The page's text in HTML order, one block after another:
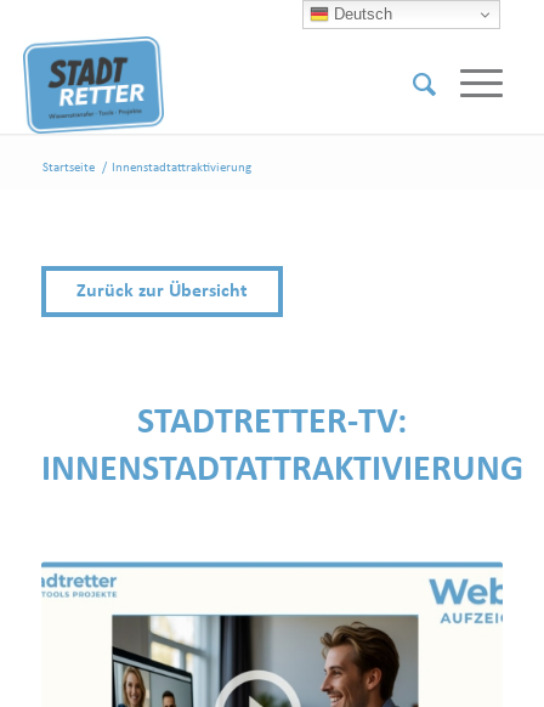
Startseite / Innenstadtattraktivierung
Zurück zur Übersicht
STADTRETTER-TV:
INNENSTADTATTRAKTIVIERUNG
Deutsch